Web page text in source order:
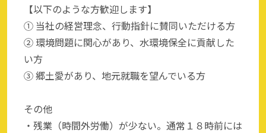
【以下のような方歓迎します】
① 当社の経営理念、行動指針に賛同いただける方
② 環境問題に関心があり、水環境保全に貢献した
い方
③ 郷土愛があり、地元就職を望んでいる方
その他
・残業（時間外労働）が少ない。通常１８時前には